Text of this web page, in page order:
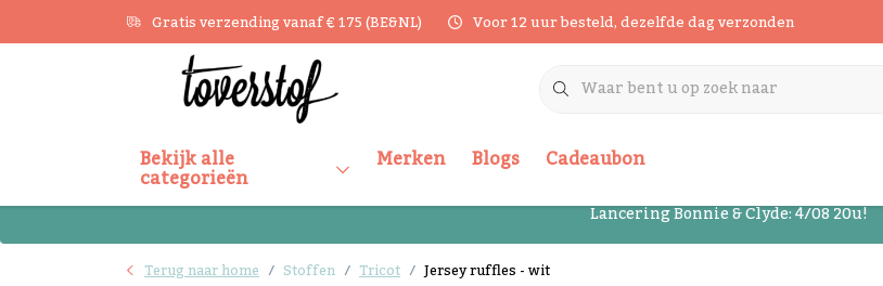
Gratis verzending vanaf € 175 (BE&NL) Voor 12 uur besteld, dezelfde dag verzonden
Bekijk alle
categorieën
Merken Blogs Cadeaubon
Lancering Bonnie & Clyde: 4/08 20u!
Terug naar home Stoffen Tricot Jersey ruffles - wit